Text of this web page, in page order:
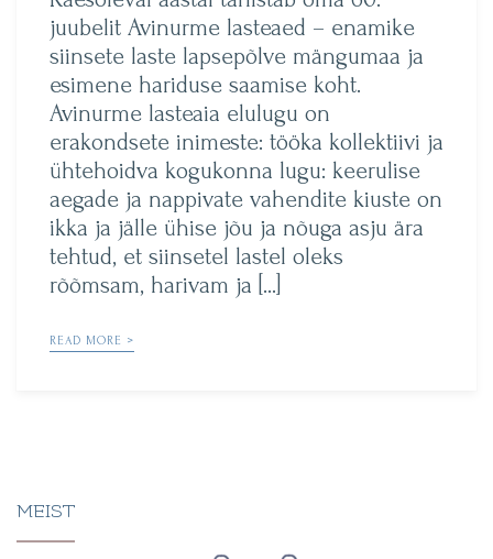
juubelit Avinurme lasteaed – enamike
siinsete laste lapsepõlve mängumaa ja
esimene hariduse saamise koht.
Avinurme lasteaia elulugu on
erakondsete inimeste: tööka kollektiivi ja
ühtehoidva kogukonna lugu: keerulise
aegade ja nappivate vahendite kiuste on
ikka ja jälle ühise jõu ja nõuga asju ära
tehtud, et siinsetel lastel oleks
rõõmsam, harivam ja […]
READ MORE >
MEIST